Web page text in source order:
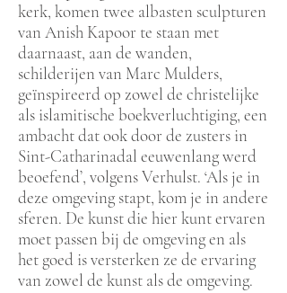
kerk, komen twee albasten sculpturen
van Anish Kapoor te staan met
daarnaast, aan de wanden,
schilderijen van Marc Mulders,
geïnspireerd op zowel de christelijke
als islamitische boekverluchtiging, een
ambacht dat ook door de zusters in
Sint-Catharinadal eeuwenlang werd
beoefend’, volgens Verhulst. ‘Als je in
deze omgeving stapt, kom je in andere
sferen. De kunst die hier kunt ervaren
moet passen bij de omgeving en als
het goed is versterken ze de ervaring
van zowel de kunst als de omgeving.